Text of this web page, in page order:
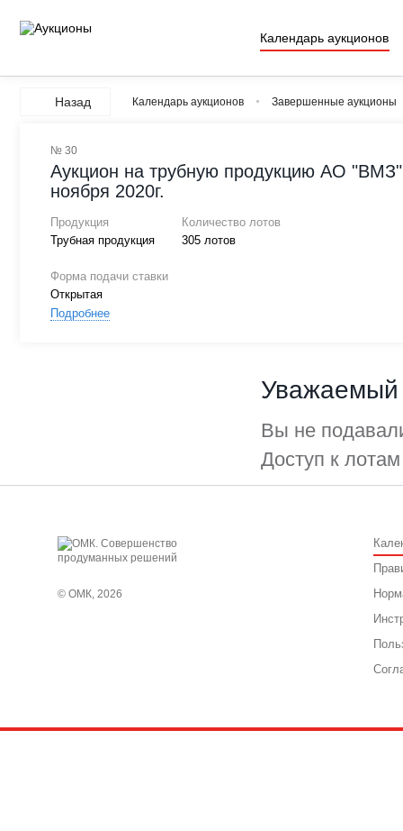
Календарь аукционов
Назад Календарь аукционов Завершенные аукционы
№ 30
Аукцион на трубную продукцию АО
ноября 2020г.
Продукция
Трубная продукция
Количество лотов
305 лотов
Форма подачи ставки
Открытая
Подробнее
Уважаемый
Вы не
Доступ к
© ОМК, 2026